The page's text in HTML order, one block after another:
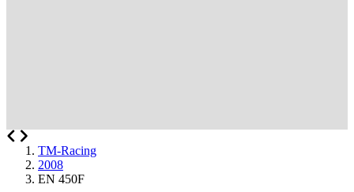
TM-Racing
2008
EN 450F